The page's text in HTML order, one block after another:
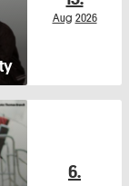
Aug 2026
6.